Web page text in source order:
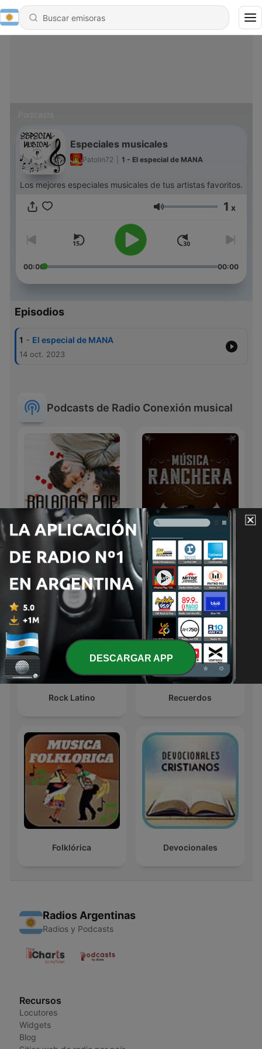
Especiales musicales
Patolin72 1 - El especial de MANA
Los mejores especiales musicales de tus artistas favoritos.
Volumen 1 x
00:00 00:00
Episodios
1 - El especial de MANA
14 oct. 2023
Podcasts de Radio Conexión musical
Baladas Pop Rancheras
Rock Latino Recuerdos
Folklórica Devocionales
Radios Argentinas
Radios y Podcasts
Recursos
Locutores
Widgets
Blog
DESCARGAR APP